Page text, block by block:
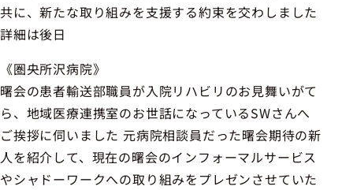
共に、新たな取り組みを支援する約束を交わしました
詳細は後日
《圏央所沢病院》
曙会の患者輸送部職員が入院リハビリのお見舞いがて
ら、地域医療連携室のお世話になっているSWさんへ
ご挨拶に伺いました 元病院相談員だった曙会期待の新
人を紹介して、現在の曙会のインフォーマルサービス
やシャドーワークへの取り組みをプレゼンさせていた